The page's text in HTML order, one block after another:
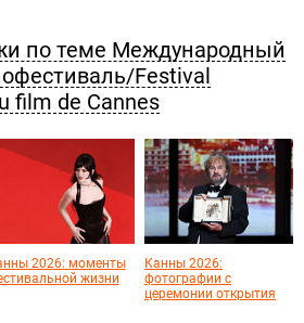
по теме Международный
Festival
film de Cannes
2026: моменты
жизни
Канны 2026:
фотографии с
церемонии открытия